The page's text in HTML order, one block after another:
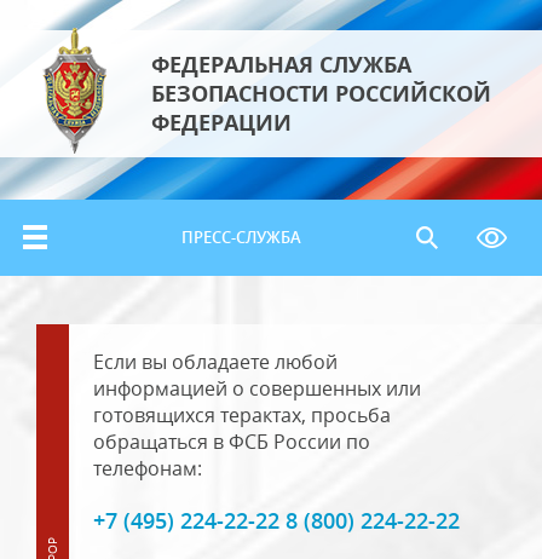
ФЕДЕРАЛЬНАЯ СЛУЖБА
БЕЗОПАСНОСТИ РОССИЙСКОЙ
ФЕДЕРАЦИИ
ПРЕСС-СЛУЖБА
Если вы обладаете любой
информацией о совершенных или
готовящихся терактах, просьба
обращаться в ФСБ России по
телефонам:
+7 (495) 224-22-22 8 (800) 224-22-22